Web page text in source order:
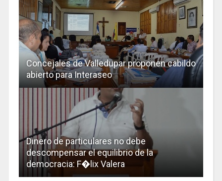
Concejales de Valledupar proponen cabildo
abierto para Interaseo
Dinero de particulares no debe
descompensar el equilibrio de la
democracia: F�lix Valera